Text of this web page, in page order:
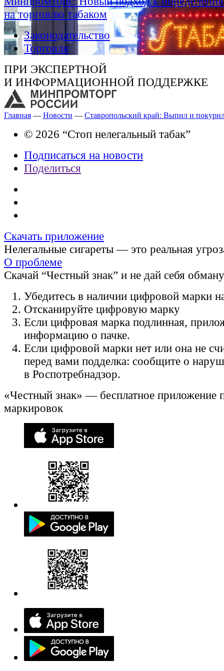
на торговлю табаком
Законодательство
Торговля
ПРИ ЭКСПЕРТНОЙ
И ИНФОРМАЦИОННОЙ ПОДДЕРЖКЕ
Главная — Новости — Ставропольский край: Выпил и
© 2026 “Стоп нелегальный табак”
Подписаться на новости
Поделиться
Скачать приложение
Нелегальные сигареты — это реальная
О проблеме
Скачай “Честный знак” и не дай себя
Убедитесь в наличии цифровой марки
Отсканируйте цифровую марку
Если цифровая марка подлинная,
информацию о пачке.
Если цифровой марки нет или она не
перед вами подделка: сообщите о
в Роспотребнадзор.
«Честный знак» — бесплатное приложение
маркировок